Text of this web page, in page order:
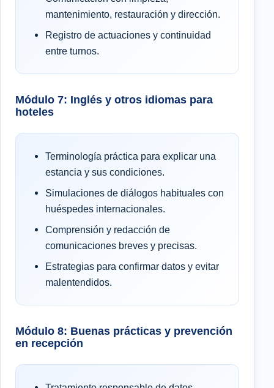
mantenimiento, restauración y dirección.
Registro de actuaciones y continuidad
entre turnos.
Módulo 7: Inglés y otros idiomas para
hoteles
Terminología práctica para explicar una
estancia y sus condiciones.
Simulaciones de diálogos habituales con
huéspedes internacionales.
Comprensión y redacción de
comunicaciones breves y precisas.
Estrategias para confirmar datos y evitar
malentendidos.
Módulo 8: Buenas prácticas y prevención
en recepción